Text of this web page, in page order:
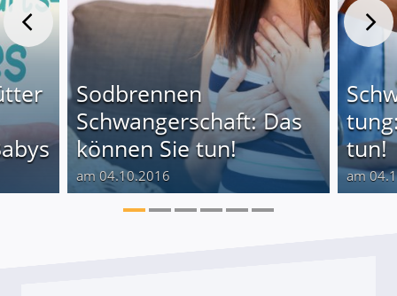
Sodbrennen
Schwangerschaft: Das
können Sie tun!
am 04.10.2016
tun!
am